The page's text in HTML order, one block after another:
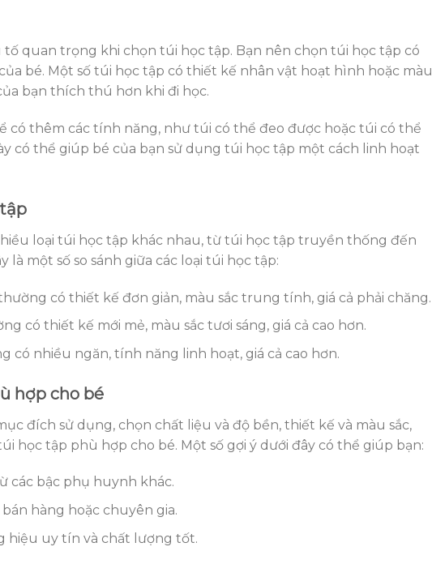
tố quan trọng khi chọn túi học tập. Bạn nên chọn túi học tập có
bé. Một số túi học tập có thiết kế nhân vật hoạt hình hoặc màu
bạn thích thú hơn khi đi học.
có thêm các tính năng, như túi có thể đeo được hoặc túi có thể
có thể giúp bé của bạn sử dụng túi học tập một cách linh hoạt
loại túi học tập khác nhau, từ túi học tập truyền thống đến
là một số so sánh giữa các loại túi học tập:
có thiết kế đơn giản, màu sắc trung tính, giá cả phải chăng.
có thiết kế mới mẻ, màu sắc tươi sáng, giá cả cao hơn.
có nhiều ngăn, tính năng linh hoạt, giá cả cao hơn.
hợp cho bé
đích sử dụng, chọn chất liệu và độ bền, thiết kế và màu sắc,
học tập phù hợp cho bé. Một số gợi ý dưới đây có thể giúp bạn:
các bậc phụ huynh khác.
hàng hoặc chuyên gia.
hiệu uy tín và chất lượng tốt.